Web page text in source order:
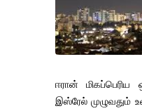
ஈரான்
இஸ்ரேல் முழுவதும்